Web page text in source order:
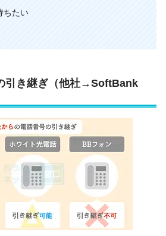
ちたい
引き継ぎ（他社→SoftBank